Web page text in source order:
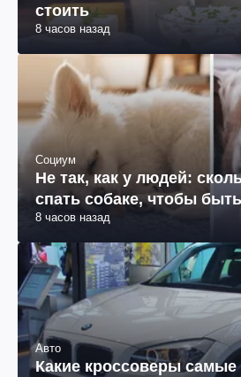
стоить
8 часов назад
Социум
Не так, как у людей:
спать собаке, чтобы
8 часов назад
Авто
Какие кроссоверы